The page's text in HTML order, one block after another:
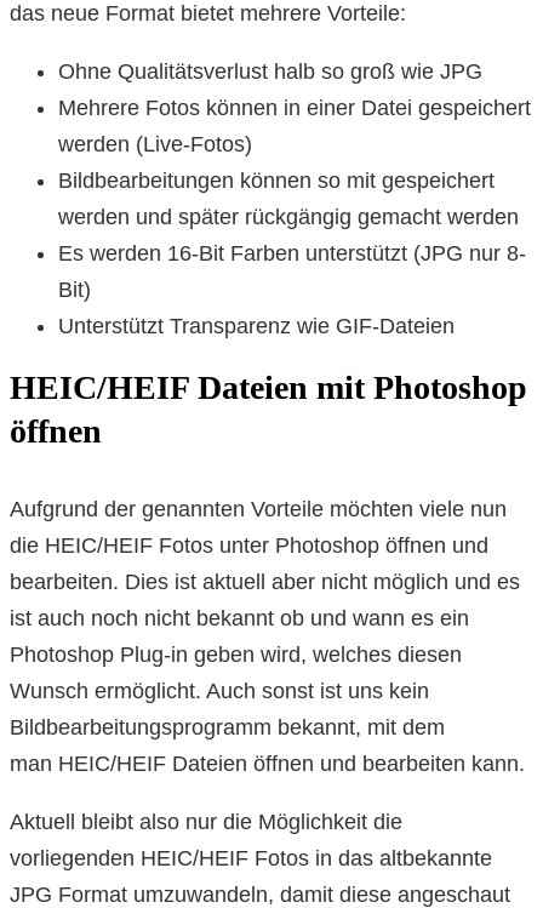
das neue Format bietet mehrere Vorteile:
Ohne Qualitätsverlust halb so groß wie JPG
Mehrere Fotos können in einer Datei gespeichert
werden (Live-Fotos)
Bildbearbeitungen können so mit gespeichert
werden und später rückgängig gemacht werden
Es werden 16-Bit Farben unterstützt (JPG nur 8-
Bit)
Unterstützt Transparenz wie GIF-Dateien
HEIC/HEIF Dateien mit Photoshop
öffnen
Aufgrund der genannten Vorteile möchten viele nun
die HEIC/HEIF Fotos unter Photoshop öffnen und
bearbeiten. Dies ist aktuell aber nicht möglich und es
ist auch noch nicht bekannt ob und wann es ein
Photoshop Plug-in geben wird, welches diesen
Wunsch ermöglicht. Auch sonst ist uns kein
Bildbearbeitungsprogramm bekannt, mit dem
man HEIC/HEIF Dateien öffnen und bearbeiten kann.
Aktuell bleibt also nur die Möglichkeit die
vorliegenden HEIC/HEIF Fotos in das altbekannte
JPG Format umzuwandeln, damit diese angeschaut